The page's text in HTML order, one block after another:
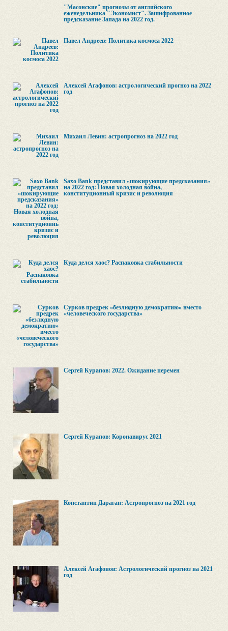
"Масонские" прогнозы от английского
еженедельника "Экономист". Зашифрованное
предсказание Запада на 2022 год.
Павел Андреев: Политика космоса 2022
Алексей Агафонов: астрологический прогноз на 2022
год
Михаил Левин: астропрогноз на 2022 год
Saxo Bank представил «шокирующие предсказания»
на 2022 год: Новая холодная война,
конституционный кризис и революция
Куда делся хаос? Распаковка стабильности
Сурков предрек «безлюдную демократию» вместо
«человеческого государства»
Сергей Курапов: 2022. Ожидание перемен
Сергей Курапов: Коронавирус 2021
Константин Дараган: Астропрогноз на 2021 год
Алексей Агафонов: Астрологический прогноз на 2021
год